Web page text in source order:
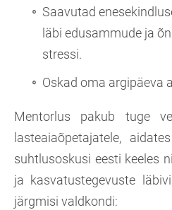
Saavutad
läbi edusammude ja
stressi.
Oskad oma argipäeva
Mentorlus pakub tuge
lasteaiaõpetajatele,
suhtlusoskusi eesti keeles
ja kasvatustegevuste
järgmisi valdkondi: